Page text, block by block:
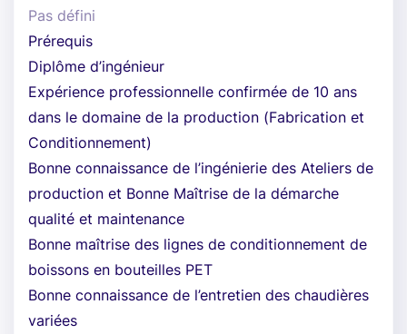
Pas défini
Prérequis
Diplôme d’ingénieur
Expérience professionnelle confirmée de 10 ans
dans le domaine de la production (Fabrication et
Conditionnement)
Bonne connaissance de l’ingénierie des Ateliers de
production et Bonne Maîtrise de la démarche
qualité et maintenance
Bonne maîtrise des lignes de conditionnement de
boissons en bouteilles PET
Bonne connaissance de l’entretien des chaudières
variées